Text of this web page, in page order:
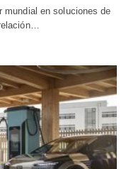
mundial en soluciones de